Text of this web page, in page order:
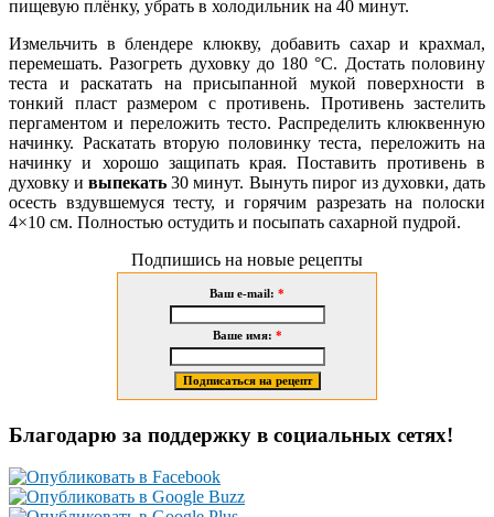
пищевую плёнку, убрать в холодильник на 40 минут.
Измельчить в блендере клюкву, добавить сахар и крахмал,
перемешать. Разогреть духовку до 180 °С. Достать половину
теста и раскатать на присыпанной мукой поверхности в
тонкий пласт размером с противень. Противень застелить
пергаментом и переложить тесто. Распределить клюквенную
начинку. Раскатать вторую половинку теста, переложить на
начинку и хорошо защипать края. Поставить противень в
духовку ивыпекать 30 минут. Вынуть пирог из духовки, дать
осесть вздувшемуся тесту, и горячим разрезать на полоски
4×10 см. Полностью остудить и посыпать сахарной пудрой.
Подпишись на новые рецепты
Ваш e-mail: *
Ваше имя: *
Благодарю за поддержку в социальных сетях!